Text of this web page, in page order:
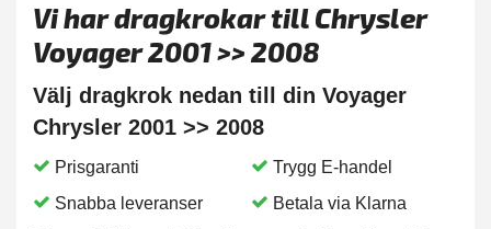
Vi har dragkrokar till Chrysler
Voyager 2001 >> 2008
Välj dragkrok nedan till din Voyager
Chrysler 2001 >> 2008
Prisgaranti
Trygg E-handel
Snabba leveranser
Betala via Klarna